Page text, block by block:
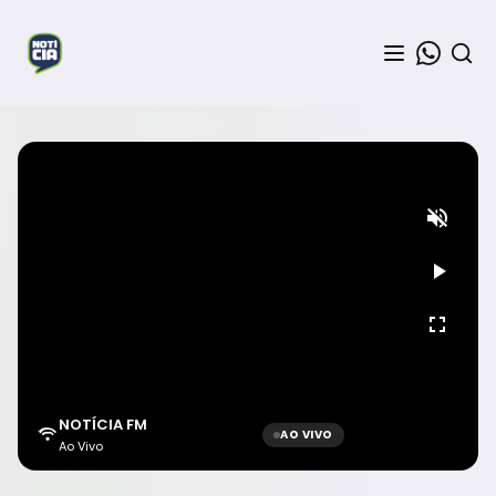
NOTÍCIA FM
Ao Vivo
AO VIVO